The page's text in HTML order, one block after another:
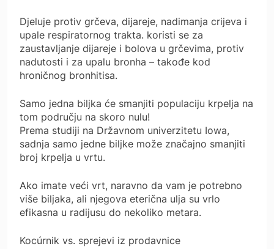
Djeluje protiv grčeva, dijareje, nadimanja crijeva i
upale respiratornog trakta. koristi se za
zaustavljanje dijareje i bolova u grčevima, protiv
nadutosti i za upalu bronha – takođe kod
hroničnog bronhitisa.
Samo jedna biljka će smanjiti populaciju krpelja na
tom području na skoro nulu!
Prema studiji na Državnom univerzitetu Iowa,
sadnja samo jedne biljke može značajno smanjiti
broj krpelja u vrtu.
Ako imate veći vrt, naravno da vam je potrebno
više biljaka, ali njegova eterična ulja su vrlo
efikasna u radijusu do nekoliko metara.
Kocúrnik vs. sprejevi iz prodavnice